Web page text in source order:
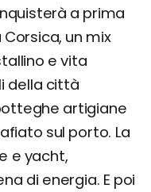
a prima
un mix
e vita
della città
artigiane
sul porto. La
e yacht,
di energia. E poi